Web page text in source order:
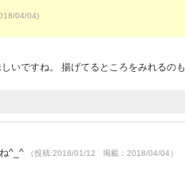
04/04)
いですね。 揚げてるところをみれるのも
^_^
（投稿:2018/01/12 掲載：2018/04/04）